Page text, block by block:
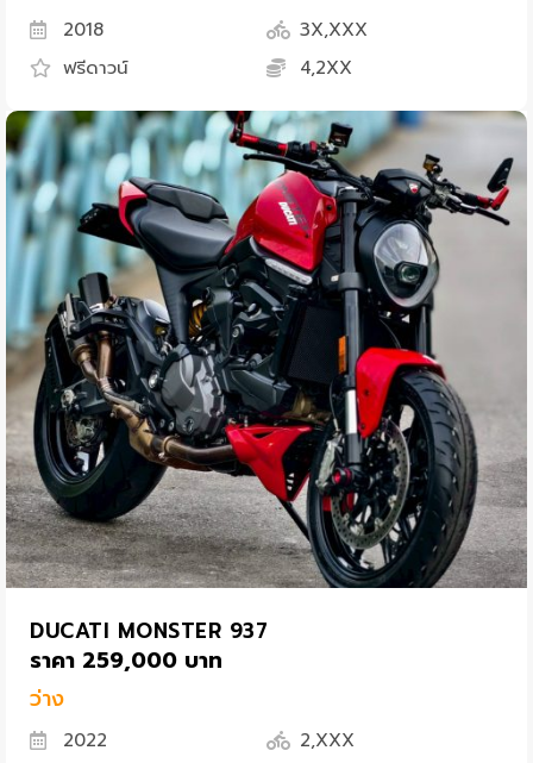
2018
3X,XXX
ฟรีดาวน์
4,2XX
DUCATI MONSTER 937
ราคา 259,000 บาท
ว่าง
2022
2,XXX